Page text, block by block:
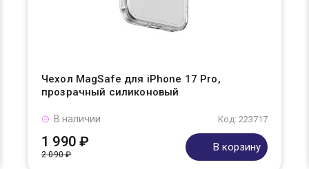
Чехол MagSafe для iPhone 17 Pro,
прозрачный силиконовый
Код: 223717
В наличии
1 990 ₽
2 090 ₽
В корзину